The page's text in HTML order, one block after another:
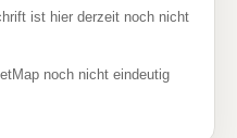
ist hier derzeit noch nicht
noch nicht eindeutig